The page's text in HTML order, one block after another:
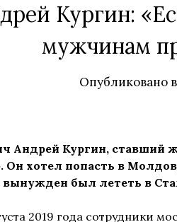
Кургин:
мужчинам
Опубликовано
Андрей Кургин, ставший
Он хотел попасть в
вынужден был лететь в
2019 года сотрудники